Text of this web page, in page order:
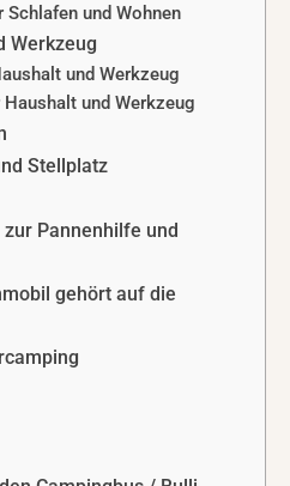
Schlafen und Wohnen
Werkzeug
und Werkzeug
und Werkzeug
Stellplatz
Pannenhilfe und
gehört auf die